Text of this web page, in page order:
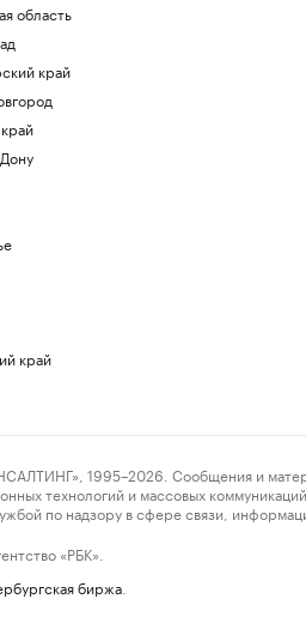
область
край
край
1995–2026. Сообщения и
технологий и массовых
по надзору в сфере связи,
«РБК».
биржа